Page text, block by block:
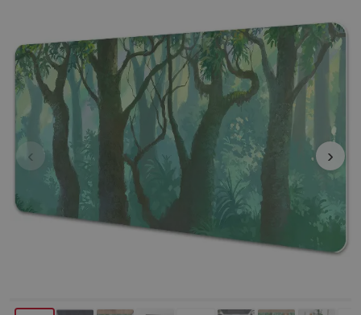
‹ ›